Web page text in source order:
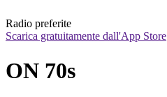
Radio preferite
Scarica gratuitamente dall'App Store
ON 70s